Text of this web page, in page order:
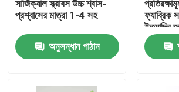
মান নিয়ন্ত্রণ
যোগাযোগ করুন
উদ্ধৃতির জন্য আবেদন
সার্জিক্যাল স্ক্রাবস উচ্চ শ্বাস-
প্রশ্বাসের মাত্রা 1-4 সহ
অনুসন্ধান পাঠান
ফ্যাব্রিক
ইত্যাদির